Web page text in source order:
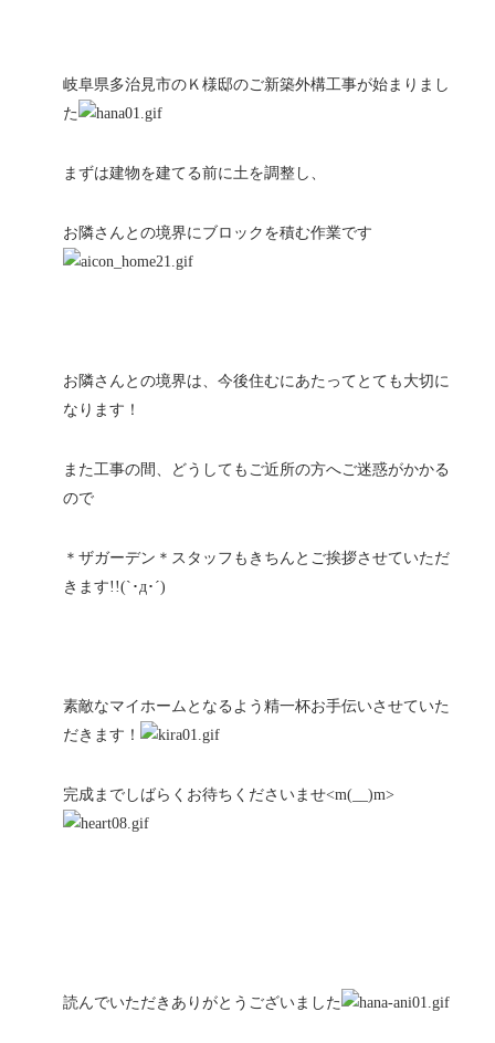
岐阜県多治見市のＫ様邸のご新築外構工事が始まりまし
た
まずは建物を建てる前に土を調整し、
お隣さんとの境界にブロックを積む作業です
お隣さんとの境界は、今後住むにあたってとても大切に
なります！
また工事の間、どうしてもご近所の方へご迷惑がかかる
ので
＊ザガーデン＊スタッフもきちんとご挨拶させていただ
きます!!(`･д･´)ゞ
素敵なマイホームとなるよう精一杯お手伝いさせていた
だきます！
完成までしばらくお待ちくださいませ<m(__)m>
読んでいただきありがとうございました